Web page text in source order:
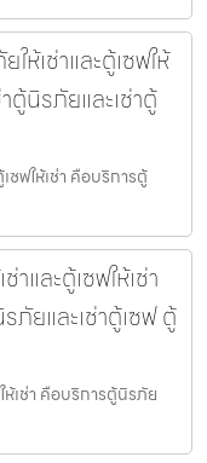
ห้เช่าและตู้เซฟให้
ตู้นิรภัยและเช่าตู้
ซฟให้เช่า คือบริการตู้
และตู้เซฟให้เช่า
ยและเช่าตู้เซฟ ตู้
เช่า คือบริการตู้นิรภัย